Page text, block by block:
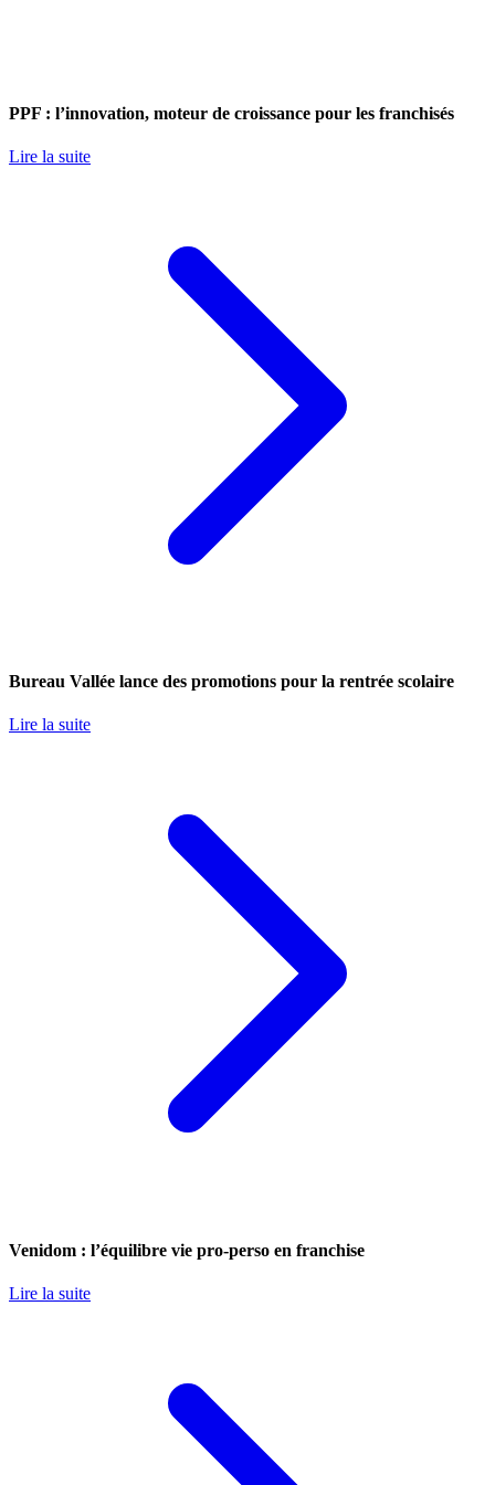
PPF : l’innovation, moteur de croissance pour les franchisés
Lire la suite
Bureau Vallée lance des promotions pour la rentrée scolaire
Lire la suite
Venidom : l’équilibre vie pro-perso en franchise
Lire la suite